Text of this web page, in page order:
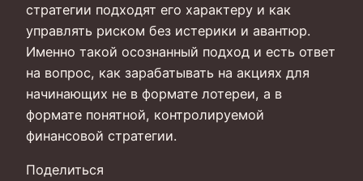
стратегии подходят его характеру и как
управлять риском без истерики и авантюр.
Именно такой осознанный подход и есть ответ
на вопрос, как зарабатывать на акциях для
начинающих не в формате лотереи, а в
формате понятной, контролируемой
финансовой стратегии.
Поделиться